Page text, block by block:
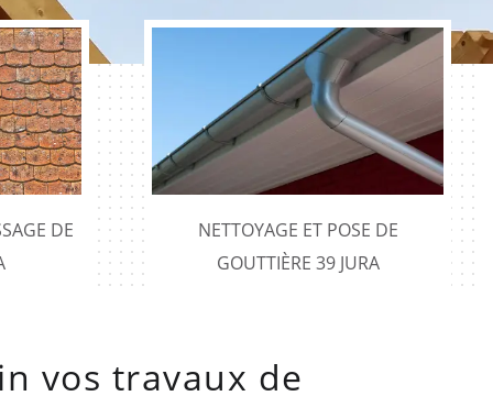
DE
NETTOYAGE ET POSE DE
GOUTTIÈRE 39 JURA
vos travaux de